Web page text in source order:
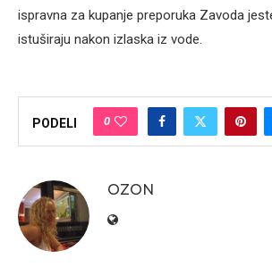
ispravna za kupanje preporuka Zavoda
istuširaju nakon izlaska iz vode.
PODELI 0
OZON